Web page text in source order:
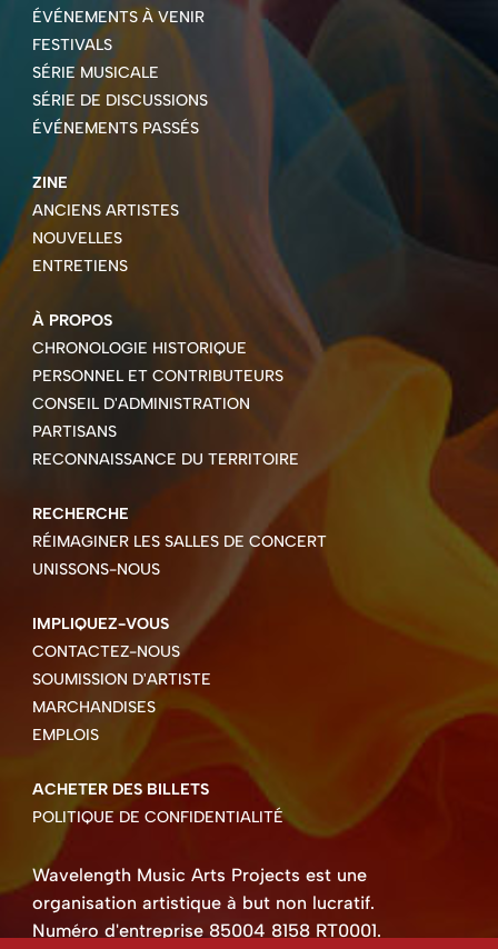
ÉVÉNEMENTS À VENIR
FESTIVALS
SÉRIE MUSICALE
SÉRIE DE DISCUSSIONS
ÉVÉNEMENTS PASSÉS
ZINE
ANCIENS ARTISTES
NOUVELLES
ENTRETIENS
À PROPOS
CHRONOLOGIE HISTORIQUE
PERSONNEL ET CONTRIBUTEURS
CONSEIL D'ADMINISTRATION
PARTISANS
RECONNAISSANCE DU TERRITOIRE
RECHERCHE
RÉIMAGINER LES SALLES DE CONCERT
UNISSONS-NOUS
IMPLIQUEZ-VOUS
CONTACTEZ-NOUS
SOUMISSION D'ARTISTE
MARCHANDISES
EMPLOIS
ACHETER DES BILLETS
POLITIQUE DE CONFIDENTIALITÉ
Wavelength Music Arts Projects est une
organisation artistique à but non lucratif.
Numéro d'entreprise 85004 8158 RT0001.